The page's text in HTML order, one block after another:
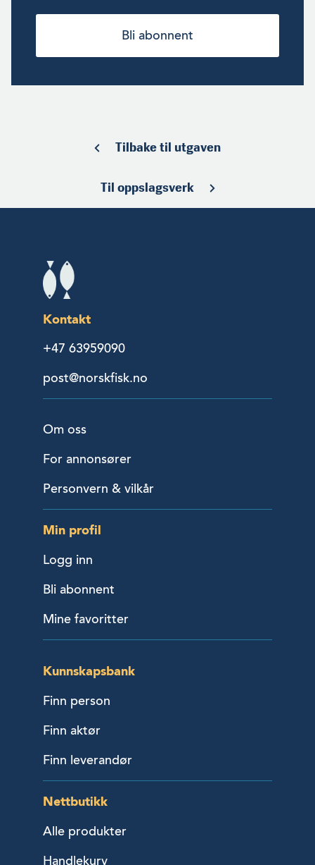
Bli abonnent
Tilbake til utgaven
Til oppslagsverk
Kontakt
+47 63959090
post@norskfisk.no
Om oss
For annonsører
Personvern & vilkår
Min profil
Logg inn
Bli abonnent
Mine favoritter
Kunnskapsbank
Finn person
Finn aktør
Finn leverandør
Nettbutikk
Alle produkter
Handlekurv